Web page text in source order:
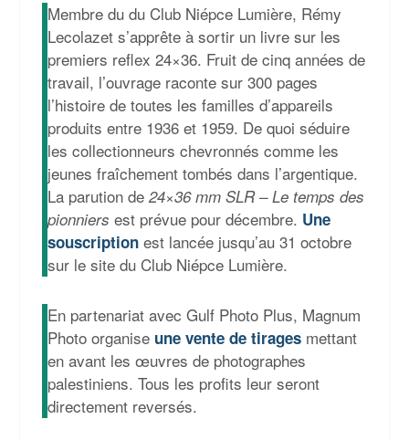
Membre du du Club Niépce Lumière, Rémy
Lecolazet s’apprête à sortir un livre sur les
premiers reflex 24×36. Fruit de cinq années de
travail, l’ouvrage raconte sur 300 pages
l’histoire de toutes les familles d’appareils
produits entre 1936 et 1959. De quoi séduire
les collectionneurs chevronnés comme les
jeunes fraîchement tombés dans l’argentique.
La parution de 24×36 mm SLR – Le temps des
pionniers est prévue pour décembre. Une
souscriptionest lancée jusqu’au 31 octobre
sur le site du Club Niépce Lumière.
En partenariat avec Gulf Photo Plus, Magnum
Photo organise une vente de tiragesmettant
en avant les œuvres de photographes
palestiniens. Tous les profits leur seront
directement reversés.